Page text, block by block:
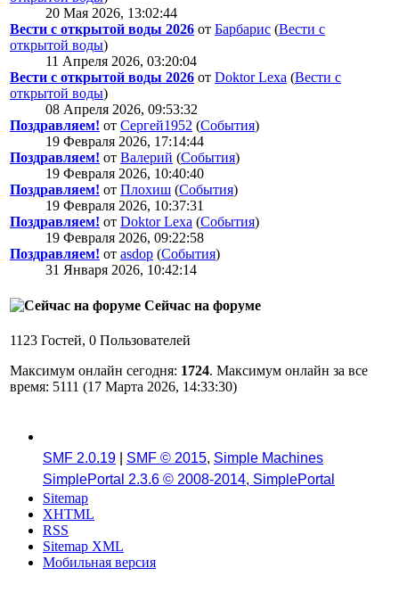
20 Мая 2026, 13:02:44
Вести с открытой воды 2026 от Барбарис (Вести с
открытой воды)
11 Апреля 2026, 03:20:04
Вести с открытой воды 2026 от Doktor Lexa (Вести с
открытой воды)
08 Апреля 2026, 09:53:32
Поздравляем! от Сергей1952 (События)
19 Февраля 2026, 17:14:44
Поздравляем! от Валерий (События)
19 Февраля 2026, 10:40:40
Поздравляем! от Плохиш (События)
19 Февраля 2026, 10:37:31
Поздравляем! от Doktor Lexa (События)
19 Февраля 2026, 09:22:58
Поздравляем! от asdop (События)
31 Января 2026, 10:42:14
Сейчас на форуме
1123 Гостей, 0 Пользователей
Максимум онлайн сегодня: 1724. Максимум онлайн за все
время: 5111 (17 Марта 2026, 14:33:30)
SMF 2.0.19 SMF © 2015, Simple Machines
SimplePortal 2.3.6 © 2008-2014, SimplePortal
Sitemap
XHTML
RSS
Sitemap XML
Мобильная версия